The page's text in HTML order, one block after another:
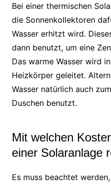
Bei einer thermischen
die Sonnenkollektoren
Wasser erhitzt wird.
dann benutzt, um eine
Das warme Wasser wird
Heizkörper geleitet.
Wasser natürlich auch
Duschen benutzt.
Mit welchen
einer Solaranlage
Es muss beachtet